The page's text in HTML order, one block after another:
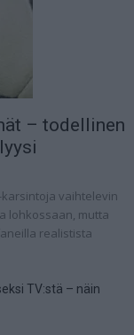
– todellinen
karsintoja vaihtelevin
lohkossaan, mutta
realistista
TV:stä – näin